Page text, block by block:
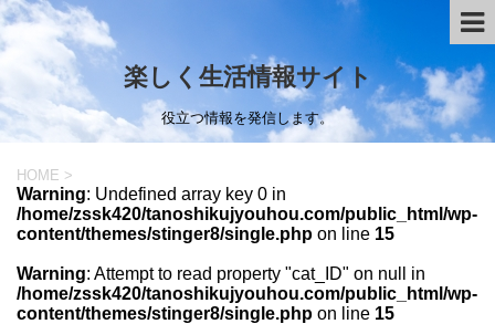
楽しく生活情報サイト
役立つ情報を発信します。
HOME >
Warning: Undefined array key 0 in
/home/zssk420/tanoshikujyouhou.com/public_html/wp-
content/themes/stinger8/single.php on line 15
Warning: Attempt to read property "cat_ID" on null in
/home/zssk420/tanoshikujyouhou.com/public_html/wp-
content/themes/stinger8/single.php on line 15